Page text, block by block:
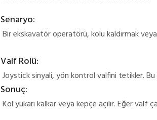
Senaryo:
Bir ekskavatör operatörü, kolu kaldırmak
Valf Rolü:
Joystick sinyali, yön kontrol valfini tetikler. Bu
Sonuç:
Kol yukarı kalkar veya kepçe açılır. Eğer